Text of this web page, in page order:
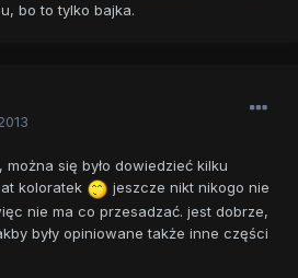
bo to tylko bajka.
się było dowiedzieć kilku
koloratek
jeszcze nikt nikogo nie
nie ma co przesadzać. jest dobrze,
były opiniowane także inne części